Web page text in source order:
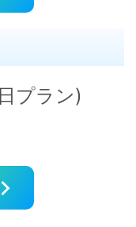
プラン)